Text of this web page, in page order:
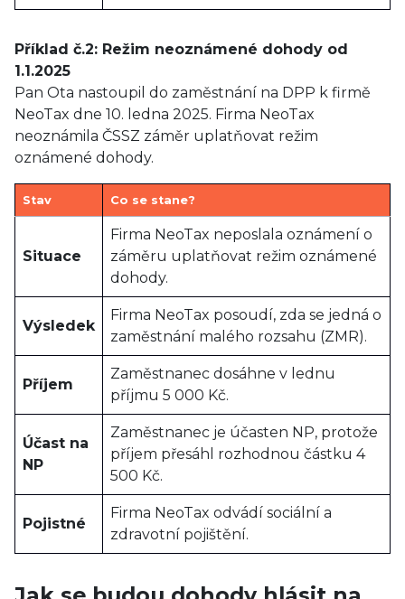
Příklad č.2: Režim neoznámené dohody od
1.1.2025
Pan Ota nastoupil do zaměstnání na DPP k firmě
NeoTax dne 10. ledna 2025. Firma NeoTax
neoznámila ČSSZ záměr uplatňovat režim
oznámené dohody.
Stav Co se stane?
Situace
Firma NeoTax neposlala oznámení o
záměru uplatňovat režim oznámené
dohody.
Výsledek
Firma NeoTax posoudí, zda se jedná o
zaměstnání malého rozsahu (ZMR).
Příjem
Zaměstnanec dosáhne v lednu
příjmu 5 000 Kč.
Účast na
NP
Zaměstnanec je účasten NP, protože
příjem přesáhl rozhodnou částku 4
500 Kč.
Pojistné
Firma NeoTax odvádí sociální a
zdravotní pojištění.